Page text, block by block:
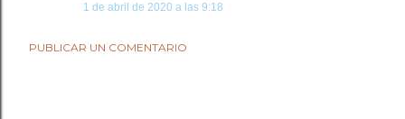
1 de abril de 2020 a las 9:18
PUBLICAR UN COMENTARIO